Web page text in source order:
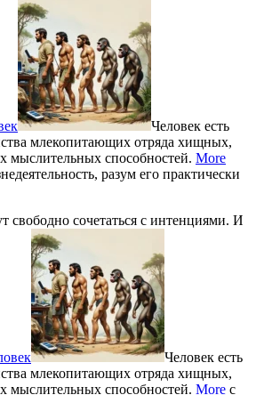
Человек есть
млекопитающих отряда хищных,
мыслительных способностей. More
разум его практически
свободно сочетаться с интенциями. И
Человек есть
млекопитающих отряда хищных,
мыслительных способностей. More с